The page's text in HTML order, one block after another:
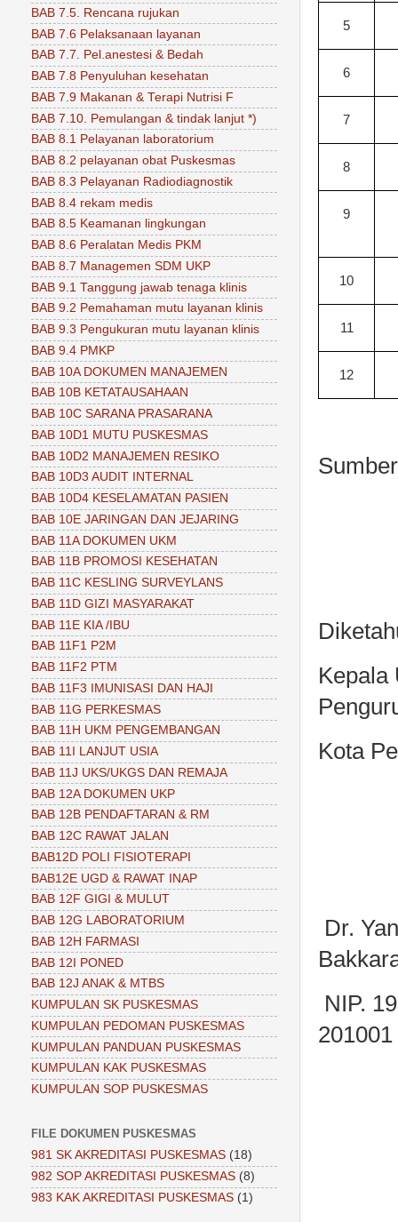
5
6
7
8
9
10
11
12
Kepala
Kota
Dr.
NIP.
BAB 7.5. Rencana rujukan
BAB 7.6 Pelaksanaan layanan
BAB 7.7. Pel.anestesi & Bedah
BAB 7.8 Penyuluhan kesehatan
BAB 7.9 Makanan & Terapi Nutrisi F
BAB 7.10. Pemulangan & tindak lanjut *)
BAB 8.1 Pelayanan laboratorium
BAB 8.2 pelayanan obat Puskesmas
BAB 8.3 Pelayanan Radiodiagnostik
BAB 8.4 rekam medis
BAB 8.5 Keamanan lingkungan
BAB 8.6 Peralatan Medis PKM
BAB 8.7 Managemen SDM UKP
BAB 9.1 Tanggung jawab tenaga klinis
BAB 9.2 Pemahaman mutu layanan klinis
BAB 9.3 Pengukuran mutu layanan klinis
BAB 9.4 PMKP
BAB 10A DOKUMEN MANAJEMEN
BAB 10B KETATAUSAHAAN
BAB 10C SARANA PRASARANA
BAB 10D1 MUTU PUSKESMAS
BAB 10D2 MANAJEMEN RESIKO
BAB 10D3 AUDIT INTERNAL
BAB 10D4 KESELAMATAN PASIEN
BAB 10E JARINGAN DAN JEJARING
BAB 11A DOKUMEN UKM
BAB 11B PROMOSI KESEHATAN
BAB 11C KESLING SURVEYLANS
BAB 11D GIZI MASYARAKAT
BAB 11E KIA /IBU
BAB 11F1 P2M
BAB 11F2 PTM
BAB 11F3 IMUNISASI DAN HAJI
BAB 11G PERKESMAS
BAB 11H UKM PENGEMBANGAN
BAB 11I LANJUT USIA
BAB 11J UKS/UKGS DAN REMAJA
BAB 12A DOKUMEN UKP
BAB 12B PENDAFTARAN & RM
BAB 12C RAWAT JALAN
BAB12D POLI FISIOTERAPI
BAB12E UGD & RAWAT INAP
BAB 12F GIGI & MULUT
BAB 12G LABORATORIUM
BAB 12H FARMASI
BAB 12I PONED
BAB 12J ANAK & MTBS
KUMPULAN SK PUSKESMAS
KUMPULAN PEDOMAN PUSKESMAS
KUMPULAN PANDUAN PUSKESMAS
KUMPULAN KAK PUSKESMAS
KUMPULAN SOP PUSKESMAS
FILE DOKUMEN PUSKESMAS
981 SK AKREDITASI PUSKESMAS (18)
982 SOP AKREDITASI PUSKESMAS (8)
983 KAK AKREDITASI PUSKESMAS (1)